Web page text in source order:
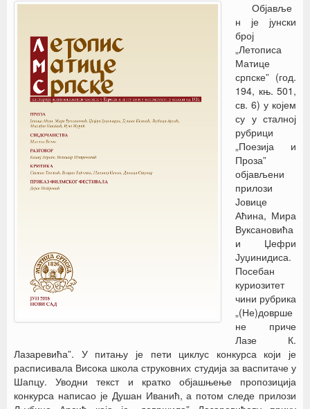
Објавље
н је јунски
број
„Летописа
Матице
српске” (год.
194, књ. 501,
св. 6) у којем
су у сталној
рубрици
„Поезија и
Проза”
објављени
прилози
Јовице
Аћина, Мира
Вуксановића
и Џефри
Јуџинидиса.
Посебан
куриозитет
чини рубрика
„(Не)доврше
не приче
Лазе К.
Лазаревића”. У питању је пети циклус конкурса који је
расписивала Висока школа струковних студија за васпитаче у
Шапцу. Уводни текст и кратко објашњење пропозиција
конкурса написао је Душан Иванић, а потом следе прилози